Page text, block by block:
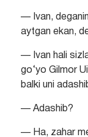
— Ivan,
aytgan ekan,
— Ivan hali
go‘yo Gilmor
balki uni
— Adashib?
— Ha, zahar